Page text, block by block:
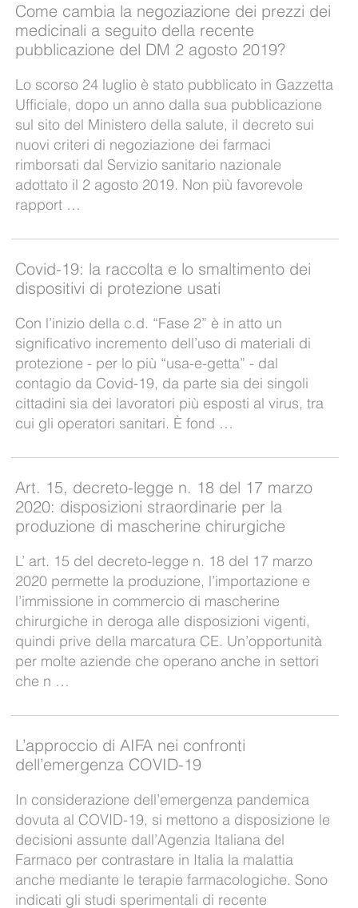
Come cambia la negoziazione dei prezzi dei
medicinali a seguito della recente
pubblicazione del DM 2 agosto 2019?
Lo scorso 24 luglio è stato pubblicato in Gazzetta
Ufficiale, dopo un anno dalla sua pubblicazione
sul sito del Ministero della salute, il decreto sui
nuovi criteri di negoziazione dei farmaci
rimborsati dal Servizio sanitario nazionale
adottato il 2 agosto 2019. Non più favorevole
rapport …
Covid-19: la raccolta e lo smaltimento dei
dispositivi di protezione usati
Con l’inizio della c.d. “Fase 2” è in atto un
significativo incremento dell’uso di materiali di
protezione - per lo più “usa-e-getta” - dal
contagio da Covid-19, da parte sia dei singoli
cittadini sia dei lavoratori più esposti al virus, tra
cui gli operatori sanitari. È fond …
Art. 15, decreto-legge n. 18 del 17 marzo
2020: disposizioni straordinarie per la
produzione di mascherine chirurgiche
L’ art. 15 del decreto-legge n. 18 del 17 marzo
2020 permette la produzione, l’importazione e
l’immissione in commercio di mascherine
chirurgiche in deroga alle disposizioni vigenti,
quindi prive della marcatura CE. Un’opportunità
per molte aziende che operano anche in settori
che n …
L’approccio di AIFA nei confronti
dell’emergenza COVID-19
In considerazione dell’emergenza pandemica
dovuta al COVID-19, si mettono a disposizione le
decisioni assunte dall’Agenzia Italiana del
Farmaco per contrastare in Italia la malattia
anche mediante le terapie farmacologiche. Sono
indicati gli studi sperimentali di recente